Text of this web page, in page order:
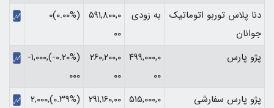
دنا پلاس توربو اتوماتیک
جوانان
به زودی
۵۹۱,۸۰۰,۰
۰۰
(۰.۰۰%)۰
پژو پارس
۴۹۹,۰۰۰,۰
۰۰
۲۶۰,۲۰۰,۰
۰۰
(‎-۰.۲۰%‏)‎-۱,۰۰۰,
۰۰۰‏
پژو پارس سفارشی
۵۱۵,۰۰۰,۰ ۲۹۱,۱۶۰,۰۰
(‎۰.۳۹%‏)‎۲,۰۰۰,